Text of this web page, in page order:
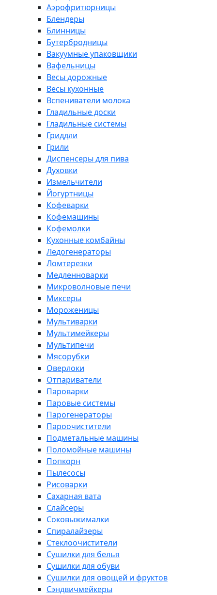
Аэрофритюрницы
Блендеры
Блинницы
Бутербродницы
Вакуумные упаковщики
Вафельницы
Весы дорожные
Весы кухонные
Вспениватели молока
Гладильные доски
Гладильные системы
Гриддли
Грили
Диспенсеры для пива
Духовки
Измельчители
Йогуртницы
Кофеварки
Кофемашины
Кофемолки
Кухонные комбайны
Ледогенераторы
Ломтерезки
Медленноварки
Микроволновые печи
Миксеры
Мороженицы
Мультиварки
Мультимейкеры
Мультипечи
Мясорубки
Оверлоки
Отпариватели
Пароварки
Паровые системы
Парогенераторы
Пароочистители
Подметальные машины
Поломойные машины
Попкорн
Пылесосы
Рисоварки
Сахарная вата
Слайсеры
Соковыжималки
Спиралайзеры
Стеклоочистители
Сушилки для белья
Сушилки для обуви
Сушилки для овощей и фруктов
Сэндвичмейкеры